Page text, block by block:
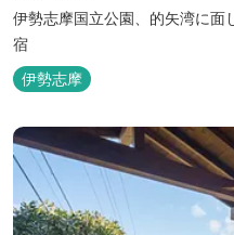
伊勢志摩国立公園、的矢湾に面
宿
伊勢志摩